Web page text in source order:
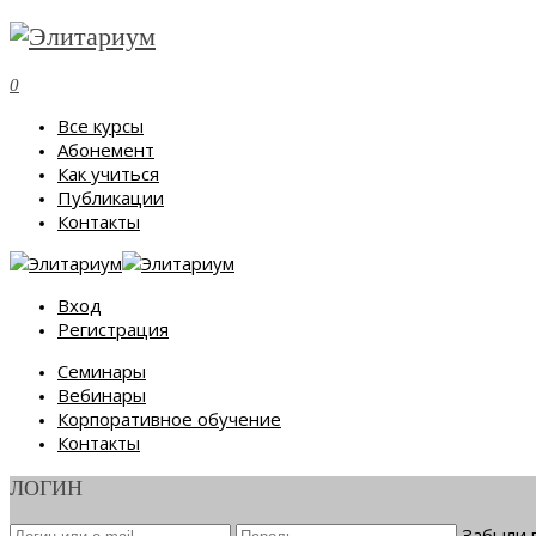
0
Все курсы
Абонемент
Как учиться
Публикации
Контакты
Вход
Регистрация
Семинары
Вебинары
Корпоративное обучение
Контакты
ЛОГИН